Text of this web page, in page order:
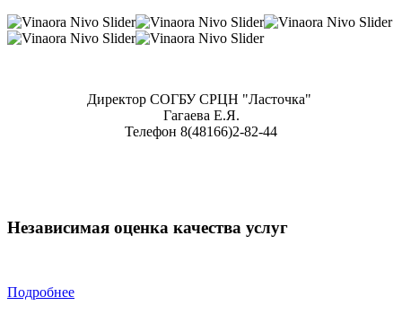
Директор СОГБУ СРЦН "Ласточка"
Гагаева Е.Я.
Телефон 8(48166)2-82-44
Независимая оценка качества услуг
Подробнее